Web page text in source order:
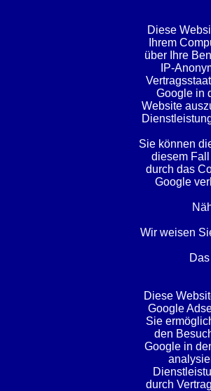
Diese
Ihrem
über Ihre
IP-
Google in
Website
Sie können
diesem
durch das
Google
Wir weisen
Diese
Google
Sie
den
Google in
durch